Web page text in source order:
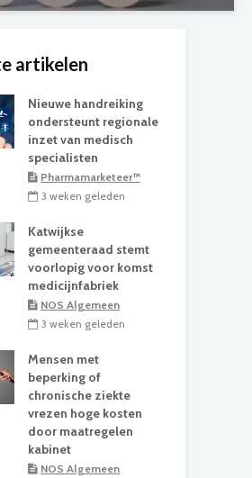
artikelen
Nieuwe handreiking
ondersteunt regionale
inzet van medisch
specialisten
Pharmamarketeer™
3 weken geleden
Katwijkse
gemeenteraad stemt
voorlopig voor komst
medicijnfabriek
NOS Algemeen
3 weken geleden
Mensen met
beperking of
chronische ziekte
vrezen hoge kosten
door maatregelen
kabinet
NOS Algemeen